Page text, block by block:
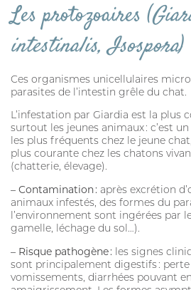
Les protozoaires (
intestinalis, Isospora)
Ces organismes unicellulaires
parasites de l’intestin grêle du chat.
L’infestation par Giardia est la plus
surtout les jeunes animaux : c’est
les plus fréquents chez le jeune
plus courante chez les chatons
(chatterie, élevage).
– Contamination : après excrétion
animaux infestés, des formes du
l’environnement sont ingérées par
gamelle, léchage du sol…).
– Risque pathogène : les signes
sont principalement digestifs : perte
vomissements, diarrhées pouvant